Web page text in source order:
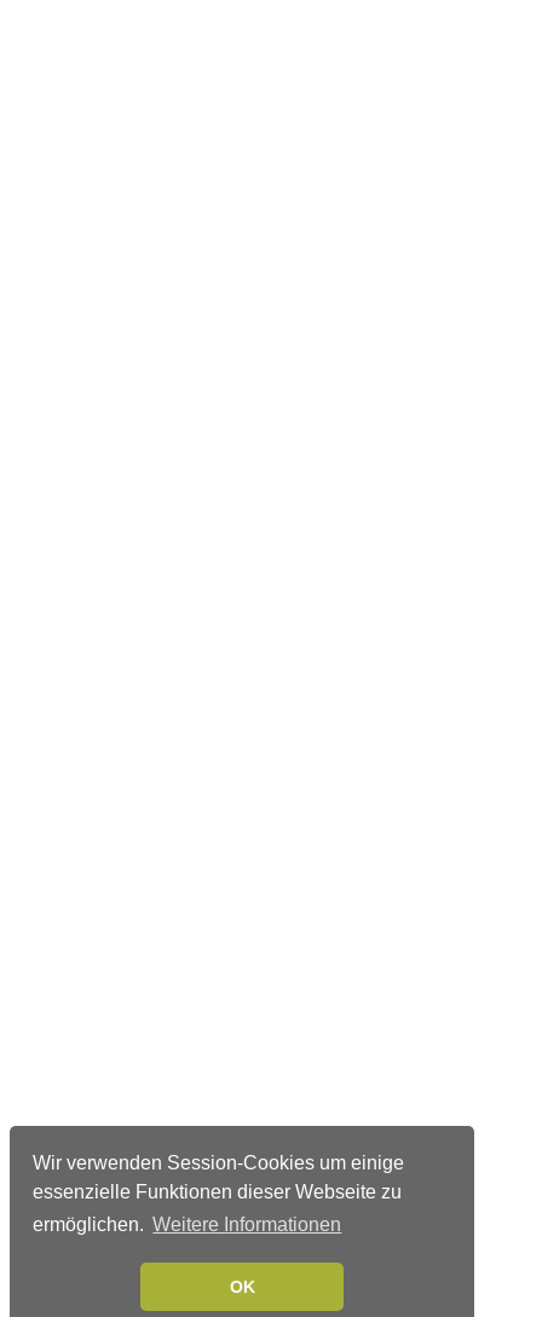
Wir verwenden Session-Cookies um einige
essenzielle Funktionen dieser Webseite zu
ermöglichen. Weitere Informationen
OK